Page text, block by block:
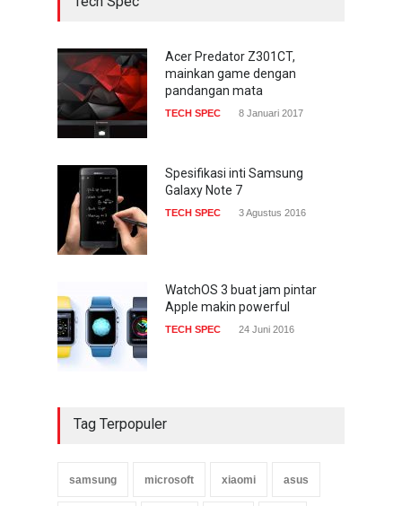
Acer Predator Z301CT,
mainkan game dengan
pandangan mata
TECH SPEC 8 Januari 2017
Spesifikasi inti Samsung
Galaxy Note 7
TECH SPEC 3 Agustus 2016
WatchOS 3 buat jam pintar
Apple makin powerful
TECH SPEC 24 Juni 2016
Tag Terpopuler
samsung microsoft xiaomi asus